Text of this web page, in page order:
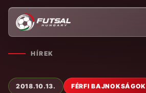
HÍREK
2018.10.13. FÉRFI BAJNOKSÁGOK